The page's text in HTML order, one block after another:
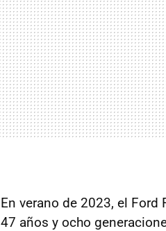
En verano de 2023, el
47 años y ocho